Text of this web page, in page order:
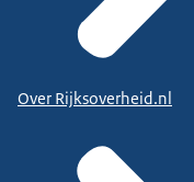
Over Rijksoverheid.nl